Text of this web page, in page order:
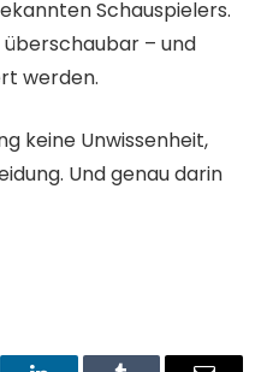
Schauspielers.
überschaubar – und
werden.
keine Unwissenheit,
Und genau darin